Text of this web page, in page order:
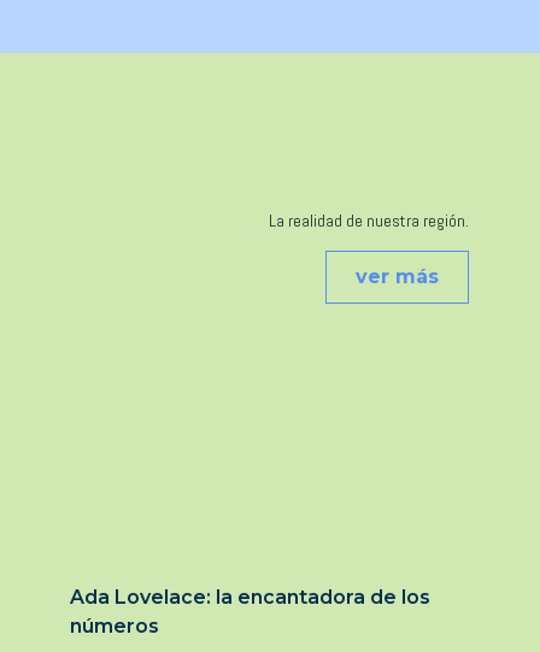
La realidad de nuestra región.
ver más
Ada Lovelace: la encantadora de los
números